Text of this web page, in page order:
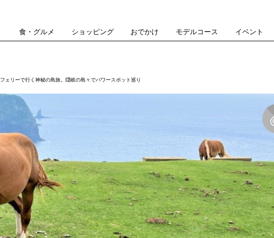
食・グルメ ショッピング おでかけ モデルコース イベント
フェリーで行く神秘の島旅。隠岐の島々でパワースポット巡り